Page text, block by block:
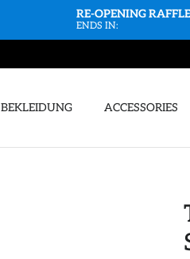
RE-OPENING RAFFLE
ENDS IN:
BEKLEIDUNG ACCESSORIES